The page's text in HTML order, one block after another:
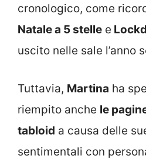
cronologico, come
Natale a 5 stelle e
uscito nelle sale l’anno
Tuttavia, Martina ha
riempito anche le
tabloid a causa delle
sentimentali con